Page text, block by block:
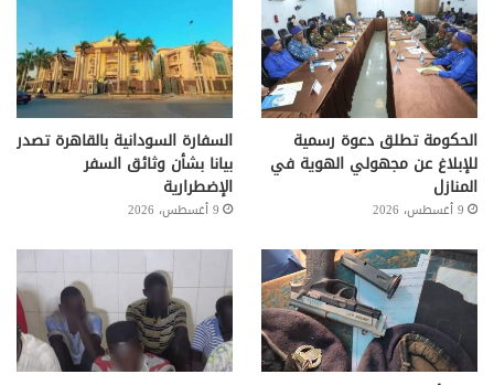
الحكومة تطلق دعوة رسمية
للإبلاغ عن مجهولي الهوية في
المنازل
9 أغسطس، 2026
السفارة السودانية بالقاهرة تصدر
بيانا بشأن وثائق السفر
الإضطرارية
9 أغسطس، 2026